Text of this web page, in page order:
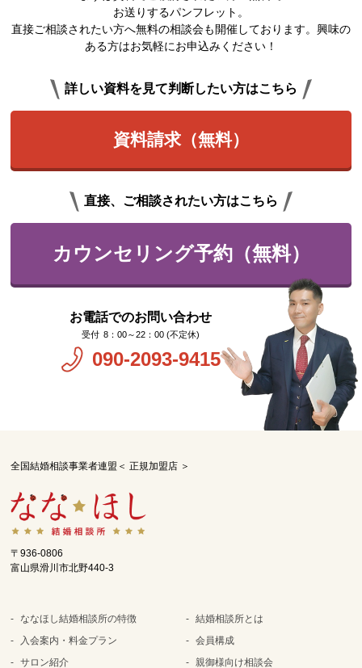
お送りするパンフレット。
直接ご相談されたい方へ無料の相談会も開催しております。興味の
ある方はお気軽にお申込みください！
詳しい資料を見て判断したい方はこちら
資料請求（無料）
直接、ご相談されたい方はこちら
カウンセリング予約（無料）
お電話でのお問い合わせ
8：00～22：00 (不定休)
090-2093-9415
全国結婚相談事業者連盟＜ 正規加盟店 ＞
〒936-0806
富山県滑川市北野440-3
ななほし結婚相談所の特徴
入会案内・料金プラン
サロン紹介
結婚相談所とは
会員構成
親御様向け相談会